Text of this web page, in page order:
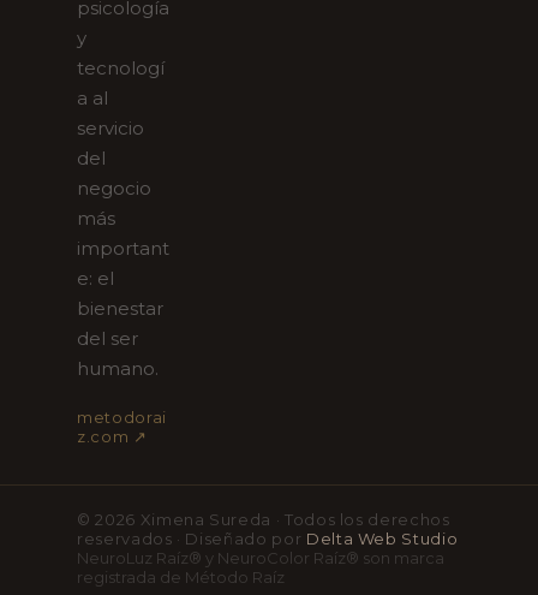
psicología
y
tecnologí
a al
servicio
del
negocio
más
important
e: el
bienestar
del ser
humano.
metodorai
z.com ↗
© 2026 Ximena Sureda · Todos los derechos
reservados · Diseñado por Delta Web Studio
NeuroLuz Raíz® y NeuroColor Raíz® son marca
registrada de Método Raíz